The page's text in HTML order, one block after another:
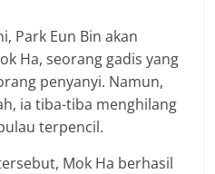
Park Eun Bin akan
Ha, seorang gadis yang
penyanyi. Namun,
ia tiba-tiba menghilang
terpencil.
Mok Ha berhasil